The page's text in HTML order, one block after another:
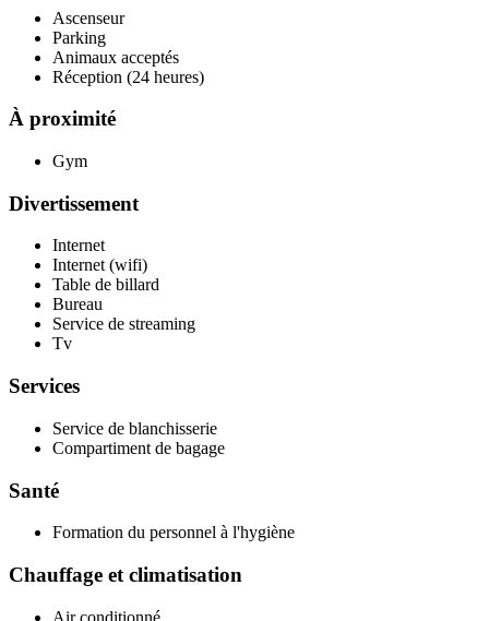
Ascenseur
Parking
Animaux acceptés
Réception (24 heures)
À proximité
Gym
Divertissement
Internet
Internet (wifi)
Table de billard
Bureau
Service de streaming
Tv
Services
Service de blanchisserie
Compartiment de bagage
Santé
Formation du personnel à l'hygiène
Chauffage et climatisation
Air conditionné